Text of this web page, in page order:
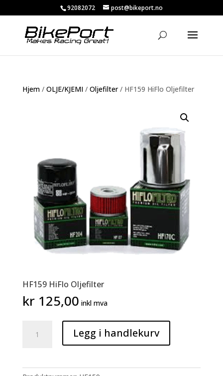
92082072 post@bikeport.no
Hjem/ OLJE/KJEMI/ Oljefilter/ HF159 HiFlo Oljefilter
HF159 HiFlo Oljefilter
kr125,00 inkl mva
HiFlo
Legg i handlekurv